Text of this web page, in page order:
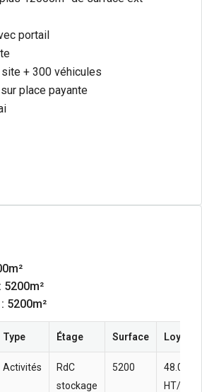
portail
+ 300 véhicules
place payante
5200m²
Type Étage Surface Loyer
Activités
RdC
stockage
5200
48.08 
HT/HC/